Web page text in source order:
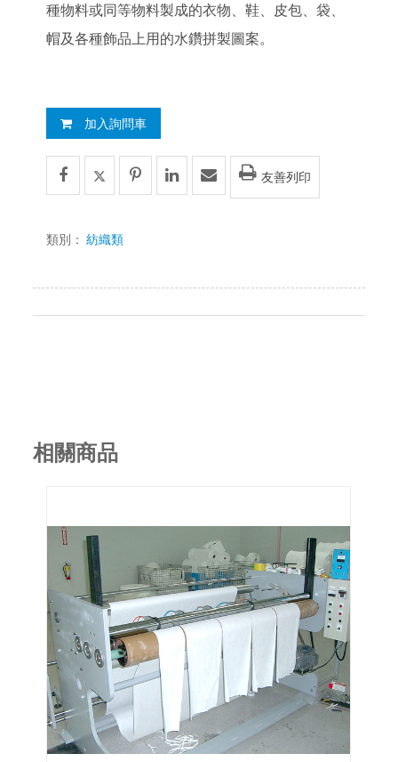
種物料或同等物料製成的衣物、鞋、皮包、袋、
帽及各種飾品上用的水鑽拼製圖案。
加入詢問車
友善列印
類別：紡織類
相關商品